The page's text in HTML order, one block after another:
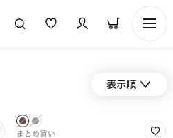
表示順
まとめ買い